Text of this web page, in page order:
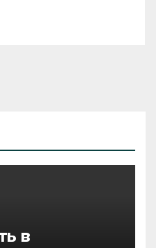
в